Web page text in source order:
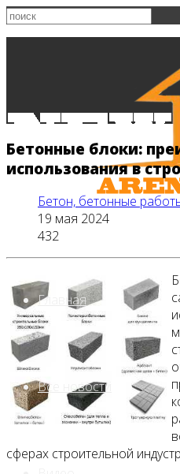
Главная
Все новости
Бетонные блоки:
использования в
Бетон, бетонные
19 мая 2024
432
сферах строительной